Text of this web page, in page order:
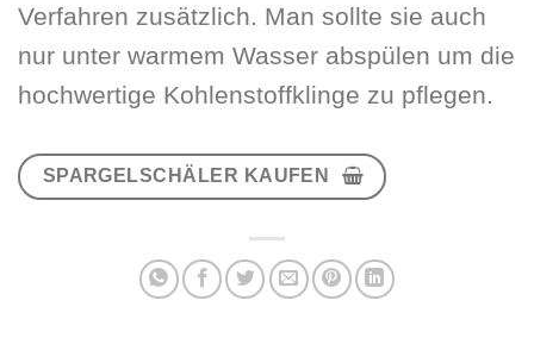
Verfahren zusätzlich. Man sollte sie auch
nur unter warmem Wasser abspülen um die
hochwertige Kohlenstoffklinge zu pflegen.
SPARGELSCHÄLER KAUFEN